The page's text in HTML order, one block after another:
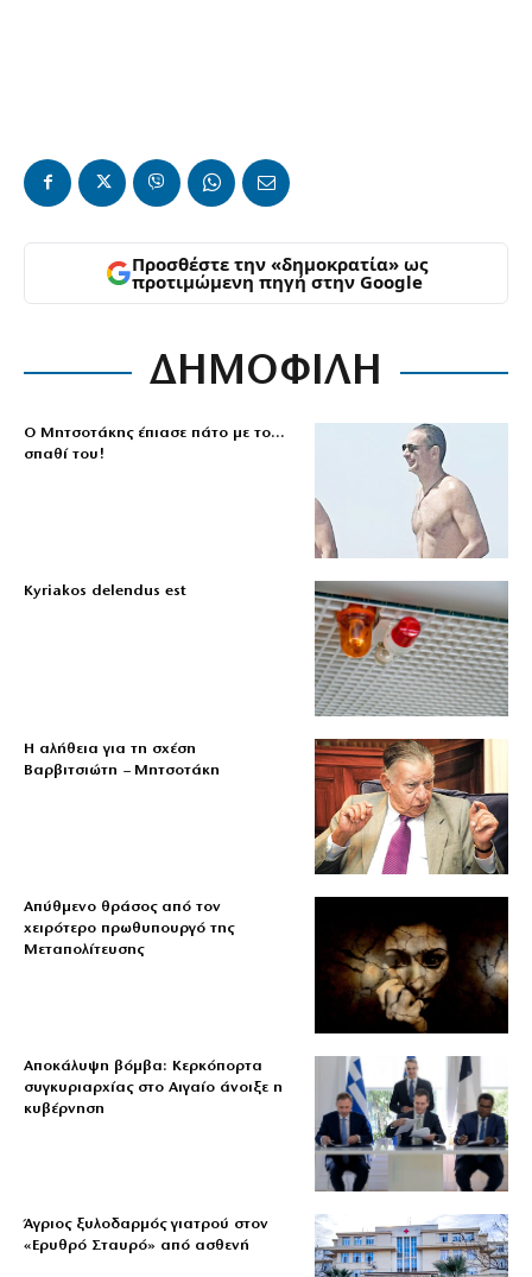
Προσθέστε την «δημοκρατία» ως
προτιμώμενη πηγή στην Google
ΔΗΜΟΦΙΛΗ
Ο Μητσοτάκης έπιασε πάτο με το…
σπαθί του!
Kyriakos delendus est
Η αλήθεια για τη σχέση
Βαρβιτσιώτη – Μητσοτάκη
Απύθμενο θράσος από τον
χειρότερο πρωθυπουργό της
Μεταπολίτευσης
Αποκάλυψη βόμβα: Κερκόπορτα
συγκυριαρχίας στο Αιγαίο άνοιξε η
κυβέρνηση
Άγριος ξυλοδαρμός γιατρού στον
«Ερυθρό Σταυρό» από ασθενή